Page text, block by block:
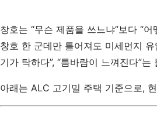
창호는 “무슨 제품을 쓰느냐”보다 “
창호 한 군데만 틀어져도 미세먼지
기가 탁하다”, “틈바람이 느껴진다”
아래는 ALC 고기밀 주택 기준으로,